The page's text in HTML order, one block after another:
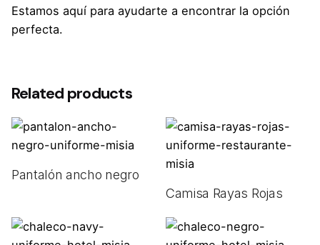
Estamos aquí para ayudarte a encontrar la opción
perfecta.
Related products
Pantalón ancho negro
Camisa Rayas Rojas